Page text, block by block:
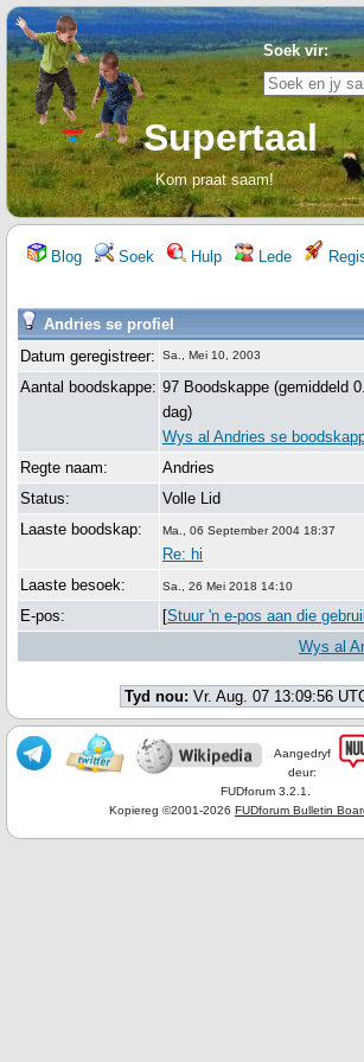
Soek vir:
Supertaal
Kom praat saam!
Blog Soek Hulp Lede
Andries se profiel
Datum geregistreer:
Sa., Mei 10, 2003
Aantal boodskappe: 97 Boodskappe (gemiddeld
dag)
Wys al Andries se
Regte naam:
Andries
Status:
Volle Lid
Laaste boodskap:
Ma., 06 September 2004 18:37
Re: hi
Laaste besoek:
Sa., 26 Mei 2018 14:10
E-pos: [Stuur 'n e-pos aan die
Wys al
Tyd nou: Vr. Aug. 07 13:09:56
Aangedryf
deur:
FUDforum 3.2.1.
Kopiereg ©2001-2026 FUDforum Bulletin